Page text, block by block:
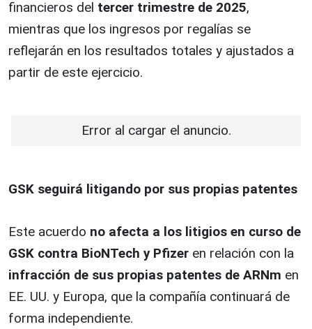
financieros del tercer trimestre de 2025,
mientras que los ingresos por regalías se
reflejarán en los resultados totales y ajustados a
partir de este ejercicio.
Error al cargar el anuncio.
GSK seguirá litigando por sus propias patentes
Este acuerdo no afecta a los litigios en curso de
GSK contra BioNTech y Pfizer en relación con la
infracción de sus propias patentes de ARNm en
EE. UU. y Europa, que la compañía continuará de
forma independiente.